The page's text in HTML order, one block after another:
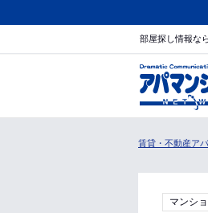
部屋探し情報な
賃貸・不動産ア
マンシ